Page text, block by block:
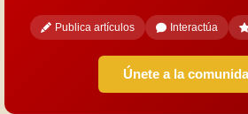
Publica artículos Interactúa
Únete a la